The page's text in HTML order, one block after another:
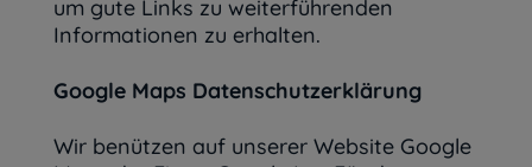
um gute Links zu weiterführenden
Informationen zu erhalten.
Google Maps Datenschutzerklärung
Wir benützen auf unserer Website Google